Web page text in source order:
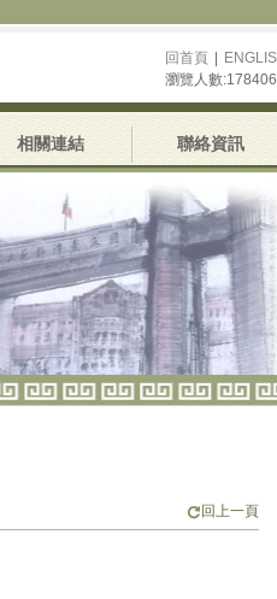
回首頁
瀏覽人數
相關連結 聯絡資訊
回上一頁